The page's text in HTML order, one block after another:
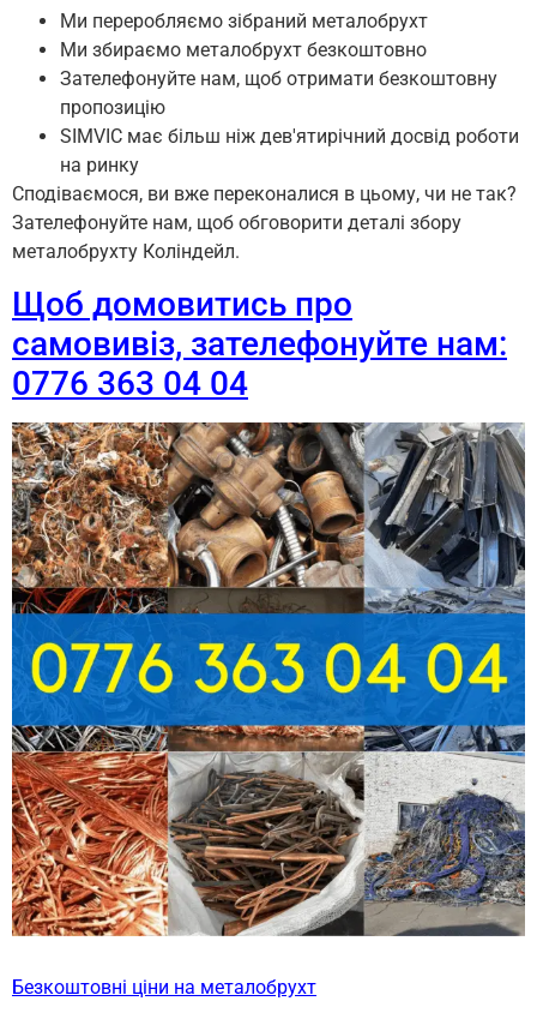
Ми переробляємо зібраний металобрухт
Ми збираємо металобрухт безкоштовно
Зателефонуйте нам, щоб отримати безкоштовну
пропозицію
SIMVIC має більш ніж дев'ятирічний досвід роботи
на ринку
Сподіваємося, ви вже переконалися в цьому, чи не так?
Зателефонуйте нам, щоб обговорити деталі збору
металобрухту Коліндейл.
Щоб домовитись про
самовивіз, зателефонуйте нам:
0776 363 04 04
Безкоштовні ціни на металобрухт